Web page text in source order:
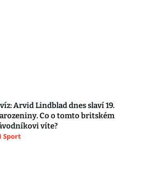
Arvid Lindblad dnes slaví 19.
Co o tomto britském
víte?
Sport